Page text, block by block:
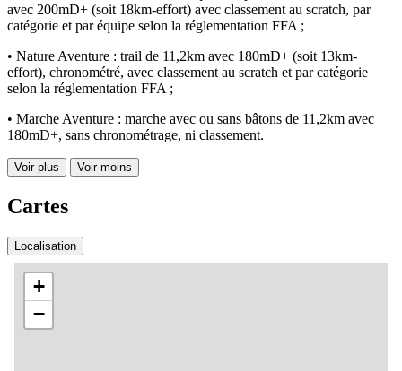
avec 200mD+ (soit 18km-effort) avec classement au scratch, par
catégorie et par équipe selon la réglementation FFA ;
• Nature Aventure : trail de 11,2km avec 180mD+ (soit 13km-
effort), chronométré, avec classement au scratch et par catégorie
selon la réglementation FFA ;
• Marche Aventure : marche avec ou sans bâtons de 11,2km avec
180mD+, sans chronométrage, ni classement.
Voir plus Voir moins
Cartes
Localisation